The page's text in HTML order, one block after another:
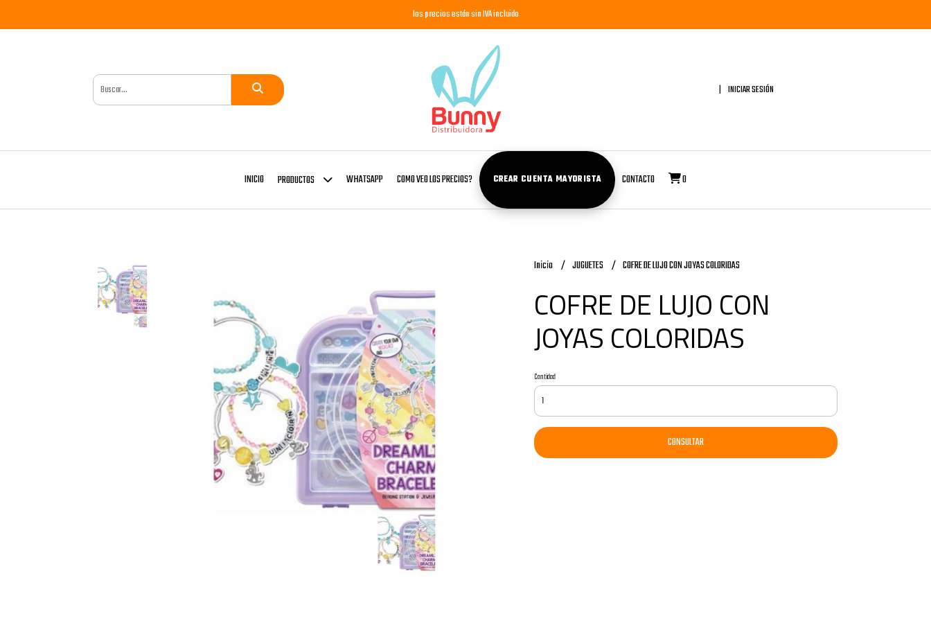
los precios están sin IVA incluido
INICIAR SESIÓN
INICIO PRODUCTOS WHATSAPP COMO VEO LOS PRECIOS? CREAR CUENTA MAYORISTA CONTACTO 0
Inicio JUGUETES COFRE DE LUJO CON JOYAS COLORIDAS
COFRE DE LUJO CON
JOYAS COLORIDAS
Cantidad
CONSULTAR